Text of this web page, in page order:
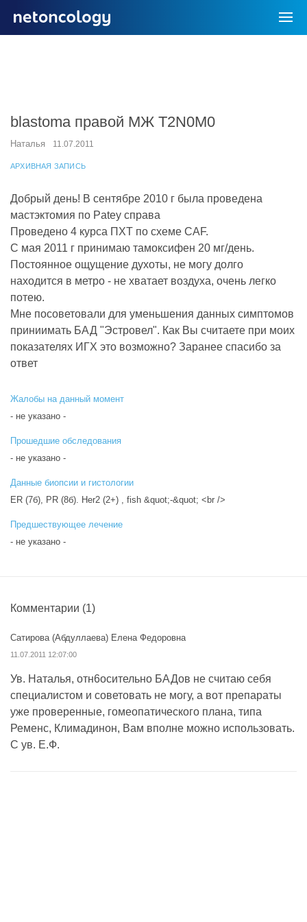
blastoma правой МЖ T2N0M0
Наталья 11.07.2011
АРХИВНАЯ ЗАПИСЬ
Добрый день! В сентябре 2010 г была проведена
мастэктомия по Patey справа
Проведено 4 курса ПХТ по схеме CAF.
С мая 2011 г принимаю тамоксифен 20 мг/день.
Постоянное ощущение духоты, не могу долго
находится в метро - не хватает воздуха, очень легко
потею.
Мне посоветовали для уменьшения данных симптомов
приниимать БАД "Эстровел". Как Вы считаете при моих
показателях ИГХ это возможно? Заранее спасибо за
ответ
Жалобы на данный момент
- не указано -
Прошедшие обследования
- не указано -
Данные биопсии и гистологии
ER (7б), PR (8б). Her2 (2+) , fish &quot;-&quot; <br />
Предшествующее лечение
- не указано -
Комментарии (1)
Сатирова (Абдуллаева) Елена Федоровна
11.07.2011 12:07:00
Ув. Наталья, отн6осительно БАДов не считаю себя
специалистом и советовать не могу, а вот препараты
уже проверенные, гомеопатического плана, типа
Ременс, Климадинон, Вам вполне можно использовать.
С ув. Е.Ф.